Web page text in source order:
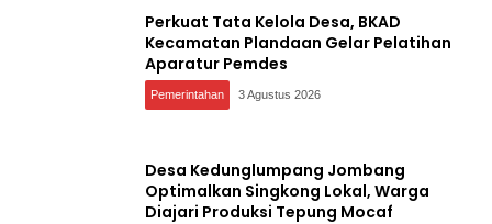
Perkuat Tata Kelola Desa, BKAD
Kecamatan Plandaan Gelar Pelatihan
Aparatur Pemdes
Pemerintahan 3 Agustus 2026
Desa Kedunglumpang Jombang
Optimalkan Singkong Lokal, Warga
Diajari Produksi Tepung Mocaf